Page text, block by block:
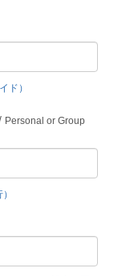
イド）
Personal or Group